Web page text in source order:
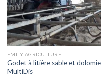
EMILY AGRICULTURE
Godet à litière sable et dolomie
MultiDis